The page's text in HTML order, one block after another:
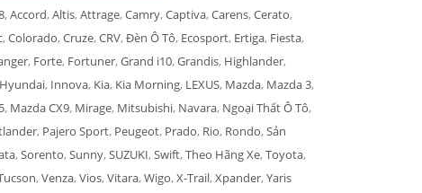
,Accord,Altis,Attrage,Camry,Captiva,Carens,Cerato,
,Colorado,Cruze,CRV,Đèn Ô Tô, Ecosport, Ertiga, Fiesta,
, Forte, Fortuner,Grand i10,Grandis, Highlander,
Hyundai, Innova, Kia, Kia Morning, LEXUS, Mazda, Mazda 3,
, Mazda CX9, Mirage, Mitsubishi, Navara, Ngoại Thất Ô Tô,
, Pajero Sport, Peugeot, Prado, Rio, Rondo,Sản
,Sorento,Sunny,SUZUKI,Swift,Theo Hãng Xe,Toyota,
,Venza,Vios,Vitara,Wigo,X-Trail,Xpander,Yaris